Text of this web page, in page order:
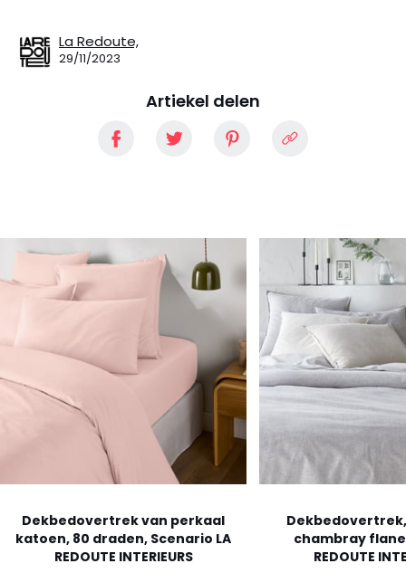
La Redoute,
29/11/2023
Artiekel delen
Dekbedovertrek van perkaal
katoen, 80 draden, Scenario LA
REDOUTE INTERIEURS
chambray
REDOUTE